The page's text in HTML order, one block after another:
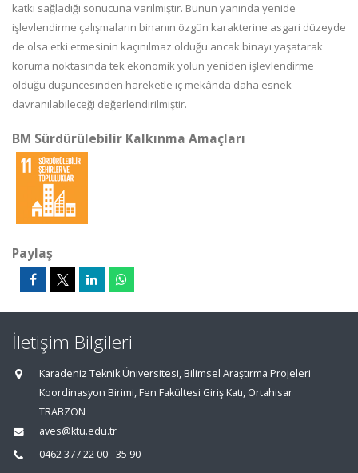
katkı sağladığı sonucuna varılmıştır. Bunun yanında yenide
işlevlendirme çalışmaların binanın özgün karakterine asgari düzeyde
de olsa etki etmesinin kaçınılmaz olduğu ancak binayı yaşatarak
koruma noktasında tek ekonomik yolun yeniden işlevlendirme
olduğu düşüncesinden hareketle iç mekânda daha esnek
davranılabileceği değerlendirilmiştir.
BM Sürdürülebilir Kalkınma Amaçları
Paylaş
İletişim Bilgileri
Karadeniz Teknik Üniversitesi, Bilimsel Araştırma Projeleri
Koordinasyon Birimi, Fen Fakültesi Giriş Katı, Ortahisar
TRABZON
aves@ktu.edu.tr
0462 377 22 00 - 35 90